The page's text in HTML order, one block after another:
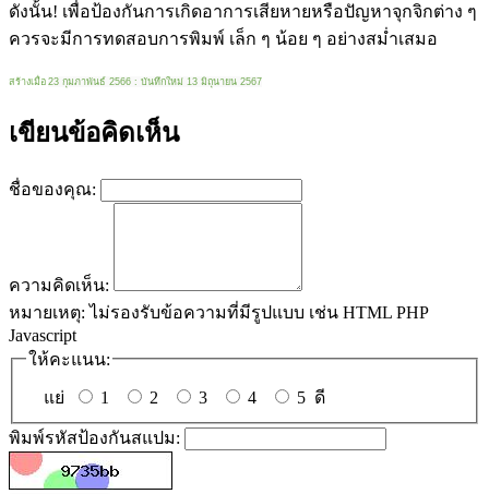
ดังนั้น! เพื่อป้องกันการเกิดอาการเสียหายหรือปัญหาจุกจิกต่าง ๆ
ควรจะมีการทดสอบการพิมพ์ เล็ก ๆ น้อย ๆ อย่างสม่ำเสมอ
สร้างเมื่อ 23 กุมภาพันธ์ 2566 : บันทึกใหม่ 13 มิถุนายน 2567
เขียนข้อคิดเห็น
ชื่อของคุณ:
ความคิดเห็น:
หมายเหตุ: ไม่รองรับข้อความที่มีรูปแบบ เช่น HTML PHP
Javascript
ให้คะแนน:
แย่ 1 2 3 4 5 ดี
พิมพ์รหัสป้องกันสแปม: